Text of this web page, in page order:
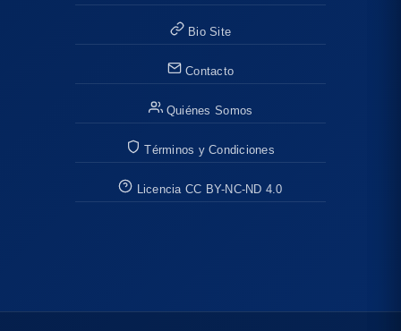
Bio Site
Contacto
Quiénes Somos
Términos y Condiciones
Licencia CC BY-NC-ND 4.0